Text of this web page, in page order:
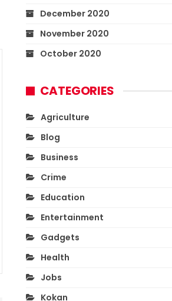
December 2020
November 2020
October 2020
CATEGORIES
Agriculture
Blog
Business
Crime
Education
Entertainment
Gadgets
Health
Jobs
Kokan